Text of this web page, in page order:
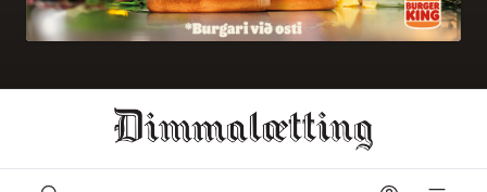
Ongi úrslit